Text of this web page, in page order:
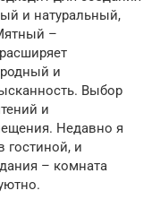
и натуральный,
–
и
Выбор
и
Недавно я
гостиной, и
– комната